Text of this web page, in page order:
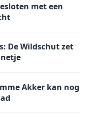
met een
De Wildschut zet
Akker kan nog